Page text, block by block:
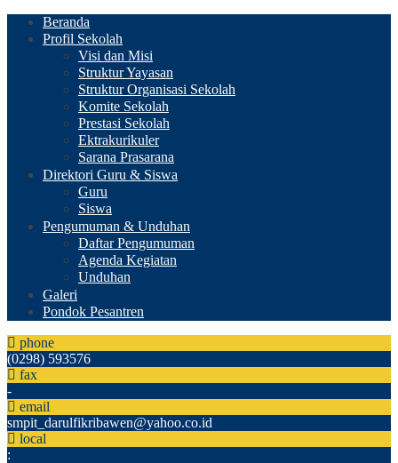
Beranda
Profil Sekolah
Visi dan Misi
Struktur Yayasan
Struktur Organisasi Sekolah
Komite Sekolah
Prestasi Sekolah
Ektrakurikuler
Sarana Prasarana
Direktori Guru & Siswa
Guru
Siswa
Pengumuman & Unduhan
Daftar Pengumuman
Agenda Kegiatan
Unduhan
Galeri
Pondok Pesantren
phone
(0298) 593576
fax
-
email
smpit_darulfikribawen@yahoo.co.id
local
: